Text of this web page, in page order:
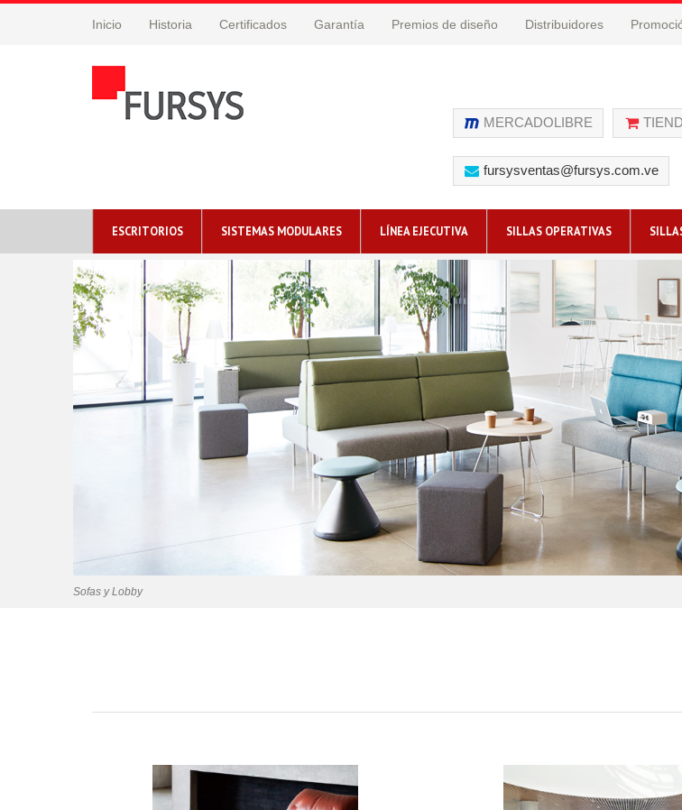
Inicio Historia Certificados Garantía Premios de diseño Distribuidores
MERCADOLIBRE
fursysventas@fursys.com.ve
ESCRITORIOS SISTEMAS MODULARES LÍNEA EJECUTIVA SILLAS OPERATIVAS
Sofas y Lobby